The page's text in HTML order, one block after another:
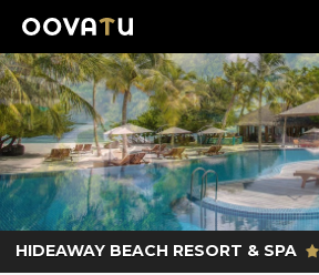
HIDEAWAY BEACH RESORT & SPA